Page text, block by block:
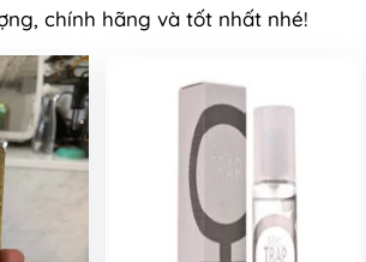
chính hãng và tốt nhất nhé!